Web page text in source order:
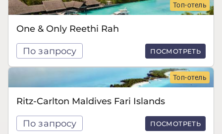
Топ-отель
One & Only Reethi Rah
По запросу ПОСМОТРЕТЬ
Топ-отель
Ritz-Carlton Maldives Fari Islands
По запросу ПОСМОТРЕТЬ